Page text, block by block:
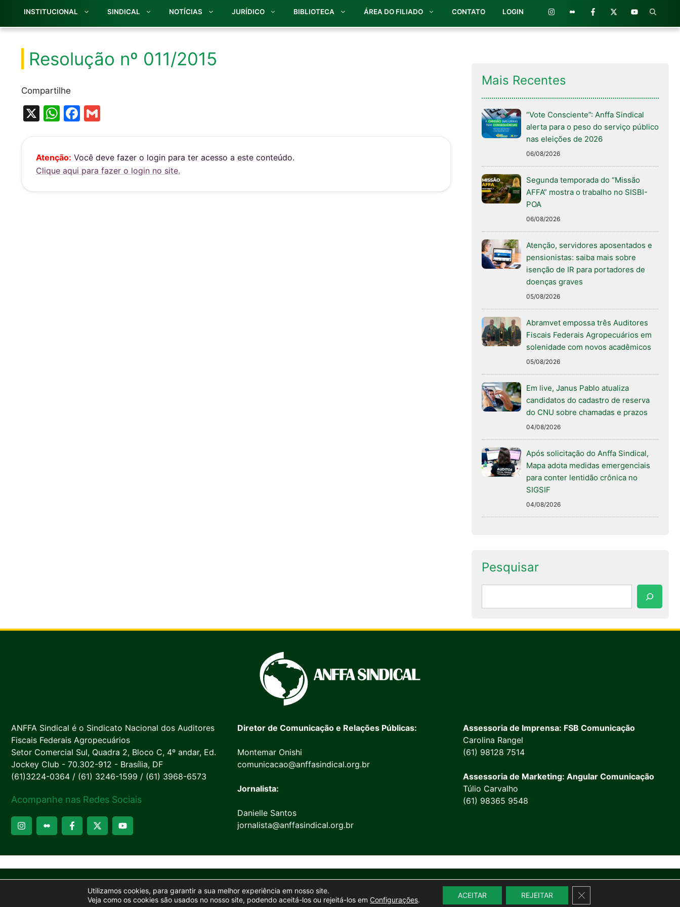
INSTITUCIONAL SINDICAL NOTÍCIAS JURÍDICO BIBLIOTECA ÁREA DO FILIADO CONTATO LOGIN
Resolução nº 011/2015
Compartilhe
X
W
s
A
p
F
e
b
o
l
Atenção: Você deve fazer o login para ter acesso a este conteúdo.
Clique aqui para fazer o login no site.
Mais Recentes
“Vote Consciente”: Anffa Sindical
alerta para o peso do serviço público
nas eleições de 2026
06/08/2026
Segunda temporada do “Missão
AFFA” mostra o trabalho no SISBI-
POA
06/08/2026
Atenção, servidores aposentados e
pensionistas: saiba mais sobre
isenção de IR para portadores de
doenças graves
05/08/2026
Abramvet empossa três Auditores
Fiscais Federais Agropecuários em
solenidade com novos acadêmicos
05/08/2026
Em live, Janus Pablo atualiza
candidatos do cadastro de reserva
do CNU sobre chamadas e prazos
04/08/2026
Após solicitação do Anffa Sindical,
Mapa adota medidas emergenciais
para conter lentidão crônica no
SIGSIF
04/08/2026
Pesquisar
ANFFA Sindical é o Sindicato Nacional dos Auditores
Fiscais Federais Agropecuários
Setor Comercial Sul, Quadra 2, Bloco C, 4º andar, Ed.
Jockey Club - 70.302-912 - Brasília, DF
(61)3224-0364 / (61) 3246-1599 / (61) 3968-6573
Acompanhe nas Redes Sociais
Diretor de Comunicação e Relações Públicas:
Montemar Onishi
comunicacao@anffasindical.org.br
Jornalista:
Danielle Santos
jornalista@anffasindical.org.br
Assessoria de Imprensa: FSB Comunicação
Carolina Rangel
(61) 98128 7514
Assessoria de Marketing: Angular Comunicação
Túlio Carvalho
(61) 98365 9548
Site desenvolvido por Marketing Objetivo
Utilizamos cookies, para garantir a sua melhor experiência em nosso site.
Veja como os cookies são usados no nosso site, podendo aceitá-los ou rejeitá-los em Configurações.
ACEITAR REJEITAR Close GDPR Cookie Banner